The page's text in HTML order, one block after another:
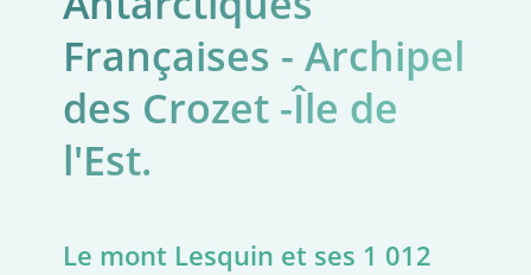
Françaises - Archipel
des Crozet -Île de
l'Est.
Le mont Lesquin et ses 1 012